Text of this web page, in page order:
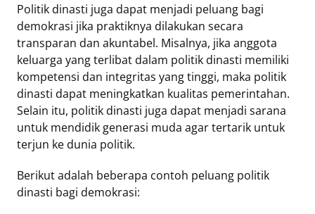
Politik dinasti juga dapat menjadi peluang bagi
demokrasi jika praktiknya dilakukan secara
transparan dan akuntabel. Misalnya, jika anggota
keluarga yang terlibat dalam politik dinasti memiliki
kompetensi dan integritas yang tinggi, maka politik
dinasti dapat meningkatkan kualitas pemerintahan.
Selain itu, politik dinasti juga dapat menjadi sarana
untuk mendidik generasi muda agar tertarik untuk
terjun ke dunia politik.
Berikut adalah beberapa contoh peluang politik
dinasti bagi demokrasi: